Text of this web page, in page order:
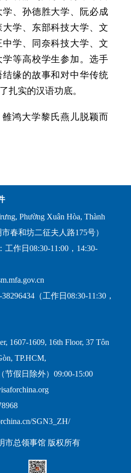
、孙德胜大学、阮必成
学、东部科技大学、文
学、同奈科技大学、文
等高校学生参加。选手
缘的故事和对中华传统
扎实的汉语功底。
鸿大学黎氏燕儿脱颖而
Phường Xuân Hòa, Thành
春和坊二征夫人路175号）
作日08:30-11:00，14:30-
（工作日08:30-11:30，
1607-1609, 16th Floor, 37 Tôn
TP.HCM,
假日除外）09:00-15:00
SGN3_ZH/
市总领事馆 版权所有